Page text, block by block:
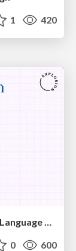
1 420
HU Berlin: Industrial-Strength Natural Language Processing with spaCy and Prodigy
0 600